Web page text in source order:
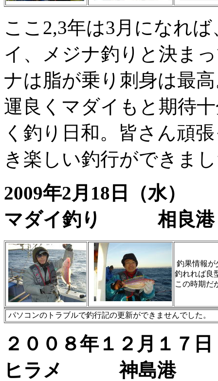
ここ2,3年は3月になれ
イ、メジナ釣りと決ま
ナは脂が乗り刺身は最
運良くマダイもと期待
く釣り日和。皆さん頑
き楽しい釣行ができま
2009年2月18日（
マダイ釣り 相良
釣果情報が
釣れれば良
この時期だ
パソコンのトラブルで釣行記の更新ができませんで
２００８年１２
ヒラメ 神島港